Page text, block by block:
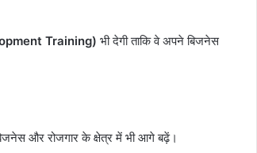
Training) भी देगी ताकि वे अपने बिजनेस
और रोजगार के क्षेत्र में भी आगे बढ़ें।